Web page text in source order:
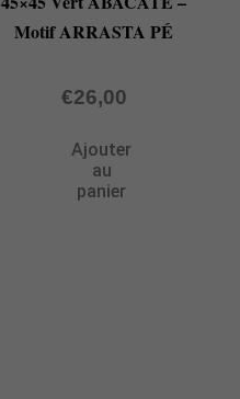
Motif ARRASTA PÉ
€26,00
Ajouter
au
panier